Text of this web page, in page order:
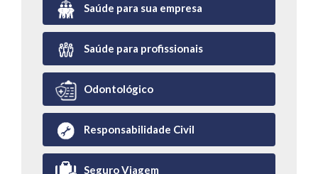
Saúde para sua empresa
Saúde para profissionais
Odontológico
Responsabilidade Civil
Seguro Viagem